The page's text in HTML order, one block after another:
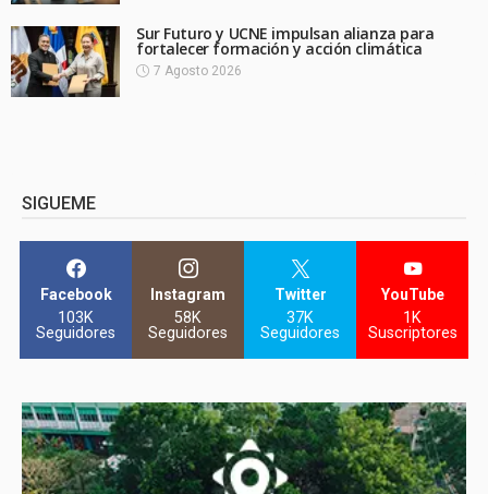
Sur Futuro y UCNE impulsan alianza para
fortalecer formación y acción climática
7 Agosto 2026
SIGUEME
Facebook
103K
Seguidores
Instagram
58K
Seguidores
Twitter
37K
Seguidores
YouTube
1K
Suscriptores